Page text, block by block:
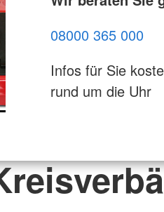
08000 365 000
Infos für Sie
rund um die Uhr